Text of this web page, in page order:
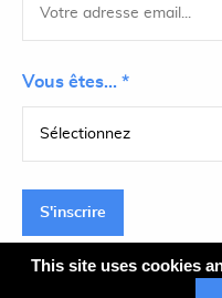
Vous êtes... *
S'inscrire
This site uses cookies